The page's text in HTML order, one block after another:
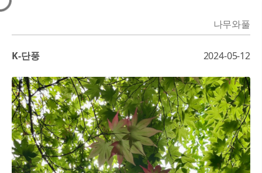
나무와풀
K-단풍 2024-05-12